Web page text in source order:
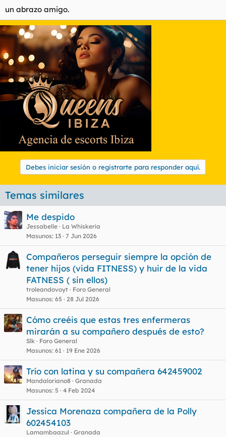
un abrazo amigo.
Debes iniciar sesión o registrarte para responder aquí.
Temas similares
Me despido
Jessabelle
La Whiskería
Masunos 13 7 Jun 2026
Compañeros perseguir siempre la opción de
tener hijos (vida FITNESS) y huir de la vida
FATNESS ( sin ellos)
troleandovoyt
Foro General
Masunos 65 28 Jul 2026
Cómo creéis que estas tres enfermeras
mirarán a su compañero después de esto?
Slk
Foro General
Masunos 61 19 Ene 2026
Trío con latina y su compañera 642459002
Mandaloriano8 Granada
Masunos 5 4 Feb 2024
Jessica Morenaza compañera de la Polly
602454103
Lamambaazul
Granada